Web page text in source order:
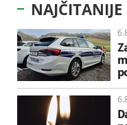
NAJČITANIJE